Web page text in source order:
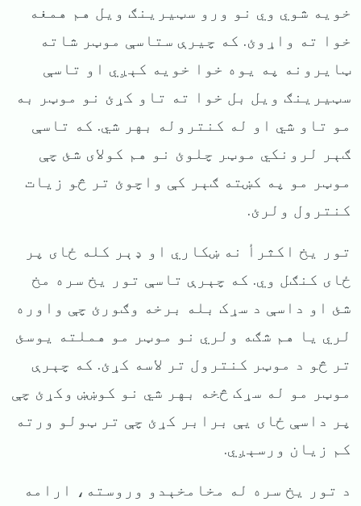
خویه شوي وي نو ورو سټیرینګ ویل هم همغه
خوا ته واړوئ. که چیرې ستاسې موټر شاته
ټایرونه په یوه خوا خویه کېږي او تاسې
سټیرینګ ویل بل خوا ته تاو کړئ نو موټر به
مو تاو شي او له کنتروله بهر شي. که تاسې
ګېر لرونکي موټر چلوئ نو هم کولای شئ چې
موټر مو په کښته ګېر کې واچوئ تر څو زیات
کنترول ولرئ.
تور یخ اکثرأ نه ښکاري او ډېر کله ځای پر
ځای کنګل وي. که چېرې تاسې تور یخ سره مخ
شئ او داسې د سړک بله برخه وګورئ چې واوره
لري یا هم شګه ولري نو موټر مو هملته یوسئ
تر څو د موټر کنترول تر لاسه کړئ. که چېرې
موټر مو له سړک څخه بهر شي نو کوښښ وکړئ چې
پر داسې ځای یې برابر کړئ چې تر ټولو ورته
کم زیان ورسېږي.
د تور یخ سره له مخامخېدو وروسته، ارامه